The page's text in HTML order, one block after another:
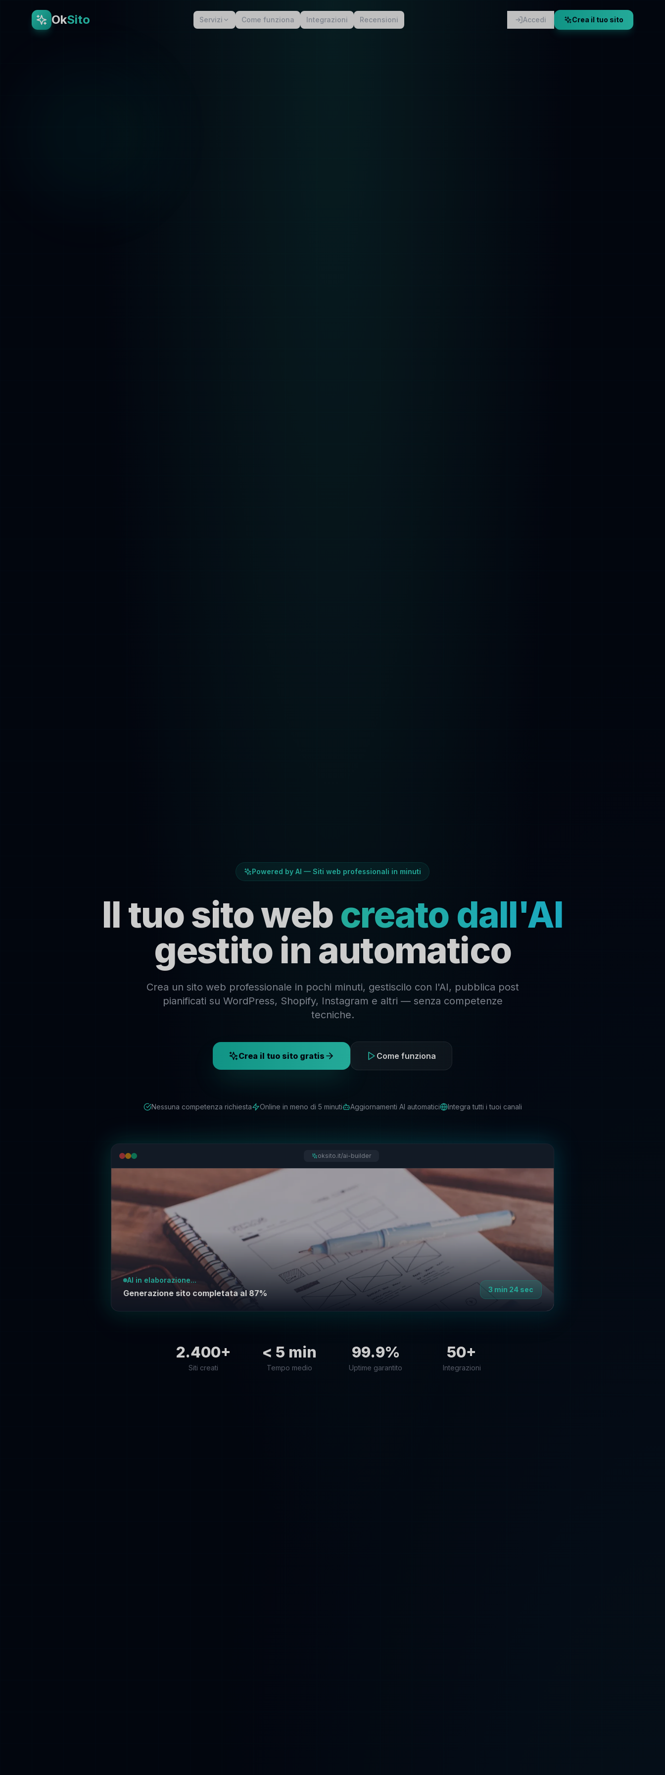
OkSito Servizi Come funziona Integrazioni Recensioni Accedi Crea il tuo sito
Powered by AI — Siti web professionali in minuti
Il tuo sito webcreato dall'AI
gestito in automatico
Crea un sito web professionale in pochi minuti, gestiscilo con l'AI, pubblica post
pianificati su WordPress, Shopify, Instagram e altri — senza competenze
tecniche.
Crea il tuo sito gratis Come funziona
Nessuna competenza richiesta Online in meno di 5 minuti Aggiornamenti AI automatici Integra tutti i tuoi canali
oksito.it/ai-builder
AI in elaborazione...
Generazione sito completata al 87% 3 min 24 sec
2.400+
Siti creati
< 5 min
Tempo medio
99.9%
Uptime garantito
50+
Integrazioni